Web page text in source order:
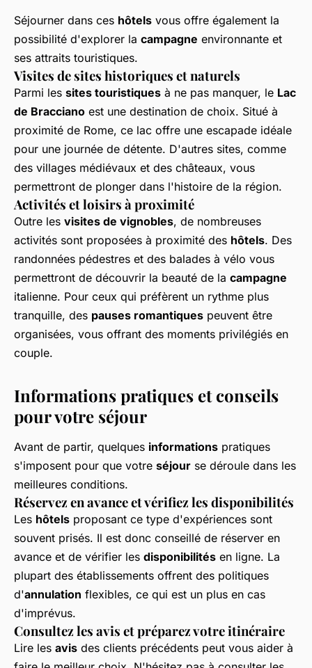
Séjourner dans ces hôtels vous offre également la
possibilité d'explorer la campagne environnante et
ses attraits touristiques.
Visites de sites historiques et naturels
Parmi les sites touristiques à ne pas manquer, le Lac
de Bracciano est une destination de choix. Situé à
proximité de Rome, ce lac offre une escapade idéale
pour une journée de détente. D'autres sites, comme
des villages médiévaux et des châteaux, vous
permettront de plonger dans l'histoire de la région.
Activités et loisirs à proximité
Outre les visites de vignobles, de nombreuses
activités sont proposées à proximité des hôtels. Des
randonnées pédestres et des balades à vélo vous
permettront de découvrir la beauté de la campagne
italienne. Pour ceux qui préfèrent un rythme plus
tranquille, des pauses romantiques peuvent être
organisées, vous offrant des moments privilégiés en
couple.
Informations pratiques et conseils
pour votre séjour
Avant de partir, quelques informations pratiques
s'imposent pour que votre séjour se déroule dans les
meilleures conditions.
Réservez en avance et vérifiez les disponibilités
Les hôtels proposant ce type d'expériences sont
souvent prisés. Il est donc conseillé de réserver en
avance et de vérifier les disponibilités en ligne. La
plupart des établissements offrent des politiques
d'annulation flexibles, ce qui est un plus en cas
d'imprévus.
Consultez les avis et préparez votre itinéraire
Lire les avis des clients précédents peut vous aider à